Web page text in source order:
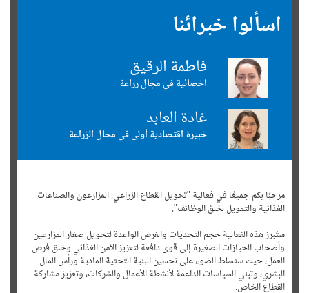
اسألوا خبرائنا
فاطمة الرقيق
اخصائية في مجال زراعة
غادة العابد
خبيرة اقتصادية أولى في مجال الزراعة
مرحبًا بكم جميعًا في فعالية "تحويل القطاع الزراعي: المزارعون والصناعات
الغذائية والتمويل لخلق الوظائف".
ستُبرز هذه الفعالية حجم التحديات والفرص الواعدة لتحويل صغار المزارعين
وأصحاب الحيازات الصغيرة إلى قوى دافعة لتعزيز الأمن الغذائي وخلق فرص
العمل، حيث ستسلط الضوء على تحسين البنية التحتية المادية ورأس المال
البشري، وتبني السياسات الداعمة لأنشطة الأعمال والشركات، وتعزيز مشاركة
القطاع الخاص.